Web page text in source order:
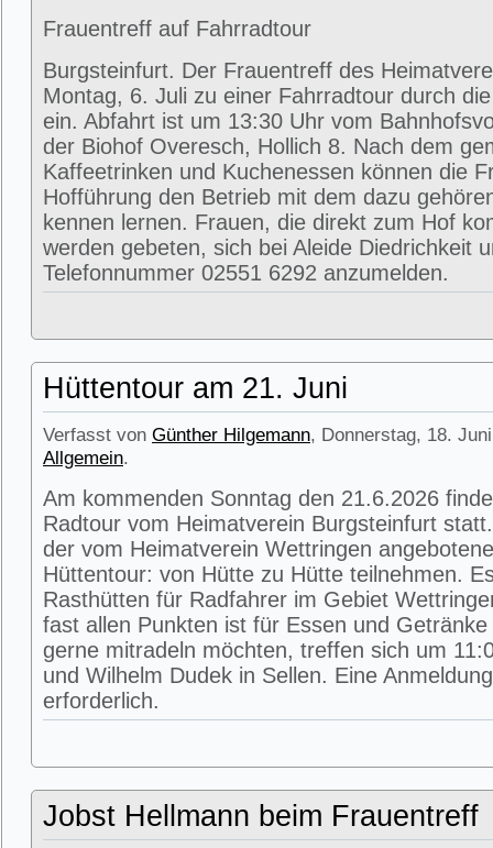
Frauentreff auf Fahrradtour
Burgsteinfurt. Der Frauentreff des
Montag, 6. Juli zu einer Fahrradtour durch
ein. Abfahrt ist um 13:30 Uhr vom
der Biohof Overesch, Hollich 8. Nach dem
Kaffeetrinken und Kuchenessen können die
Hofführung den Betrieb mit dem dazu
kennen lernen. Frauen, die direkt zum Hof
werden gebeten, sich bei Aleide Diedrichkeit
Telefonnummer 02551 6292 anzumelden.
Hüttentour am 21. Juni
Verfasst von Günther Hilgemann, Donnerstag, 18.
Allgemein.
Am kommenden Sonntag den 21.6.2026
Radtour vom Heimatverein Burgsteinfurt
der vom Heimatverein Wettringen
Hüttentour: von Hütte zu Hütte teilnehmen.
Rasthütten für Radfahrer im Gebiet
fast allen Punkten ist für Essen und
gerne mitradeln möchten, treffen sich um
und Wilhelm Dudek in Sellen. Eine
erforderlich.
Jobst Hellmann beim Frauentreff